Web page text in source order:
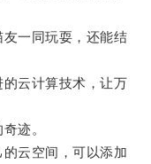
一同玩耍，还能结
云计算技术，让万
迹。
云空间，可以添加